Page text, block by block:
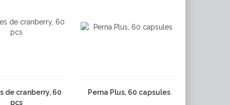
de cranberry, 60
pcs
Perna Plus, 60 capsules